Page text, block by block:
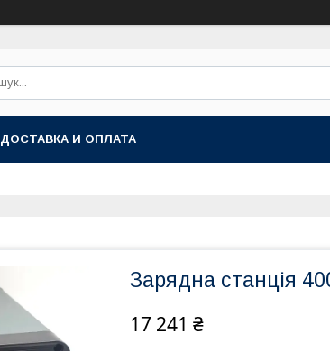
ДОСТАВКА И ОПЛАТА
Зарядна станція
17 241 ₴